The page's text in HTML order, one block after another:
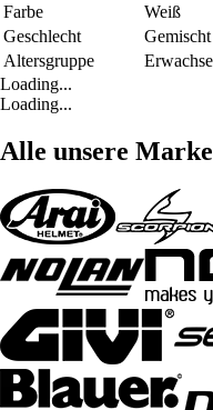
Farbe
Weiß
Geschlecht
Gemischt
Altersgruppe
Loading...
Loading...
Alle unsere